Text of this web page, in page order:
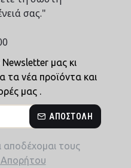
σας."
μας κι
τα νέα προϊόντα και
μας .
ΑΠΟΣΤΟΛΉ
αποδέχομαι τους
Απορήτου